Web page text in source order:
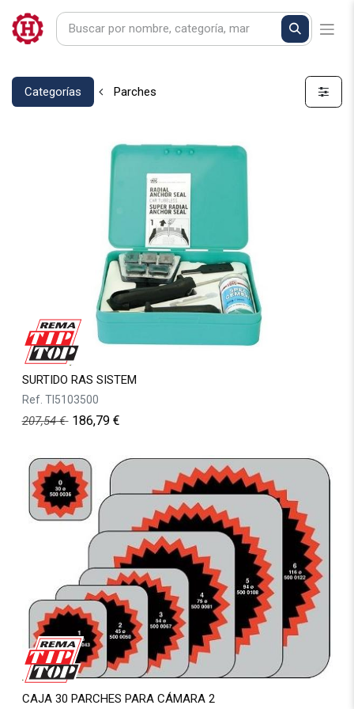
Categorías Parches
SURTIDO RAS SISTEM
Ref. TI5103500
207,54€ 186,79€
CAJA 30 PARCHES PARA CÁMARA 2